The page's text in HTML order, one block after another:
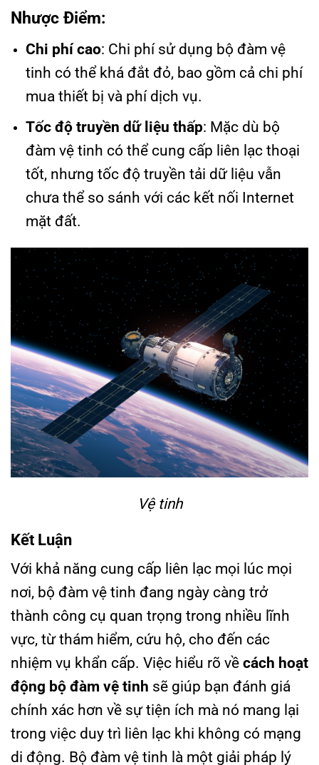
Nhược Điểm:
Chi phí cao: Chi phí sử dụng bộ đàm vệ
tinh có thể khá đắt đỏ, bao gồm cả chi phí
mua thiết bị và phí dịch vụ.
Tốc độ truyền dữ liệu thấp: Mặc dù bộ
đàm vệ tinh có thể cung cấp liên lạc thoại
tốt, nhưng tốc độ truyền tải dữ liệu vẫn
chưa thể so sánh với các kết nối Internet
mặt đất.
Vệ tinh
Kết Luận
Với khả năng cung cấp liên lạc mọi lúc mọi
nơi, bộ đàm vệ tinh đang ngày càng trở
thành công cụ quan trọng trong nhiều lĩnh
vực, từ thám hiểm, cứu hộ, cho đến các
nhiệm vụ khẩn cấp. Việc hiểu rõ về cách hoạt
động bộ đàm vệ tinh sẽ giúp bạn đánh giá
chính xác hơn về sự tiện ích mà nó mang lại
trong việc duy trì liên lạc khi không có mạng
di động. Bộ đàm vệ tinh là một giải pháp lý